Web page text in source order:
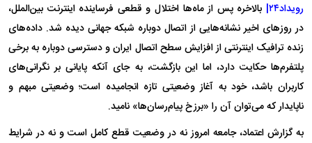
رویداد۲۴|
بالاخره پس از ماه‌ها اختلال و قطعی فرساینده اینترنت بین‌الملل،
در روز‌های اخیر نشانه‌هایی از اتصال دوباره شبکه جهانی دیده شد. داده‌های
زنده ترافیک اینترنتی از افزایش سطح اتصال ایران و دسترسی دوباره به برخی
پلتفرم‌ها حکایت دارد، اما این بازگشت، به جای آنکه پایانی بر نگرانی‌های
کاربران باشد، خود به آغاز وضعیتی تازه انجامیده است؛ وضعیتی مبهم و
ناپایدار که می‌توان آن را «برزخ پیام‌رسان‌ها» نامید.
به گزارش اعتماد، جامعه امروز نه در وضعیت قطع کامل است و نه در شرایط